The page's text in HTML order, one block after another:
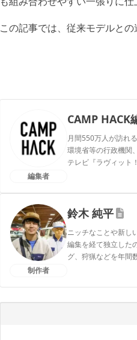
この記事では、従来モデルとの
編集者
CAMP HACK
月間550万人が訪れ
環境省等の行政機関
テレビ『ラヴィット
制作者
鈴木 純平
ニッチなことや新し
編集を経て独立した
グ、狩猟などを年間